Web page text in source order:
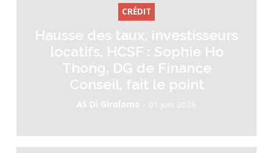
CRÉDIT
Hausse des taux, investisseurs
locatifs, HCSF : Sophie Ho
Thong, DG de Finance
Conseil, fait le point
AS Di Girolamo - 01 juin 2026